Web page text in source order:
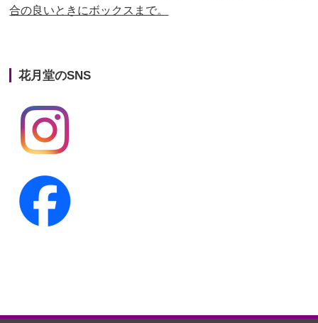
第22回人形供養祭平成26年4月28日
第20回人形供養祭
第19回人形供養祭
第18回人形供養祭
第16回人形供養祭
第15回人形供養祭
第12回人形供養祭平成22年3月9日
合の良いときにボックスまで。
花月堂のSNS